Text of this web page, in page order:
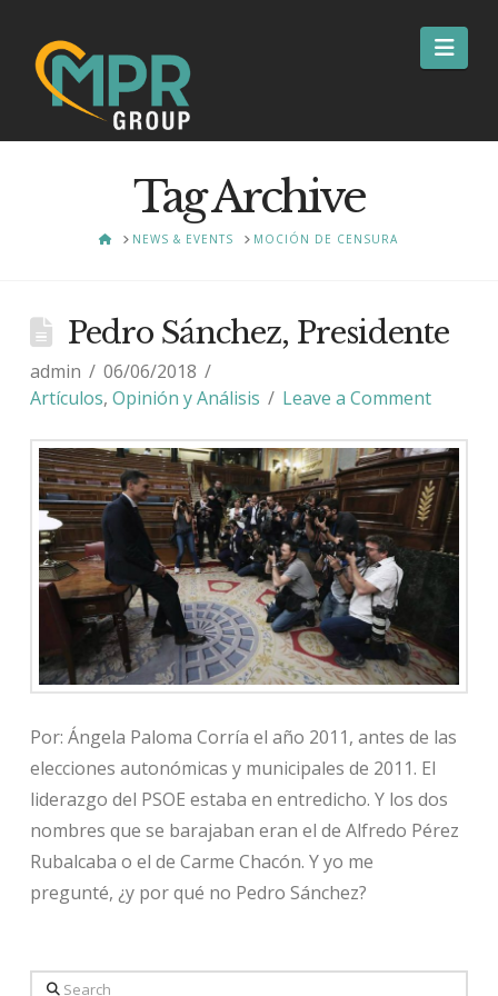
Tag Archive
HOMENEWS & EVENTS MOCIÓN DE CENSURA
Pedro Sánchez, Presidente
admin
06/06/2018
Artículos, Opinión y Análisis Leave a Comment
Por: Ángela Paloma Corría el año 2011, antes de las
elecciones autonómicas y municipales de 2011. El
liderazgo del PSOE estaba en entredicho. Y los dos
nombres que se barajaban eran el de Alfredo Pérez
Rubalcaba o el de Carme Chacón. Y yo me
pregunté, ¿y por qué no Pedro Sánchez?
Search